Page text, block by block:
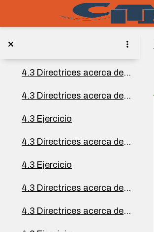
Salta al contenido principal Para entender los dictámenes sobre extracciones no perjudiciales
4.1 Conceptos y terminología: dictámenes sobre extracciones no perjudiciales
4.2 Los dictámenes sobre extracciones no perjudiciales en la CITES
4.3 Directrices acerca de los dictámenes sobre extracciones no perjudiciales de la Conferencia de las Partes (CoP)
4.3 Directrices acerca de los dictámenes sobre extracciones no perjudiciales de la Conferencia de las Partes (CoP)
4.3 Ejercicio
4.3 Directrices acerca de los dictámenes sobre extracciones no perjudiciales de la Conferencia de las Partes (CoP)
4.3 Ejercicio
4.3 Directrices acerca de los dictámenes sobre extracciones no perjudiciales de la Conferencia de las Partes (CoP)
4.3 Directrices acerca de los dictámenes sobre extracciones no perjudiciales de la Conferencia de las Partes (CoP)